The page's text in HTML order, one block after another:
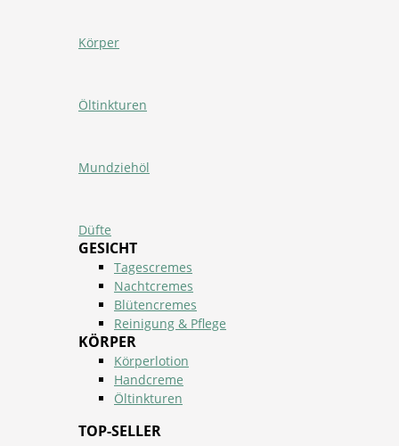
Körper
Öltinkturen
Mundziehöl
Düfte
GESICHT
Tagescremes
Nachtcremes
Blütencremes
Reinigung & Pflege
KÖRPER
Körperlotion
Handcreme
Öltinkturen
TOP-SELLER